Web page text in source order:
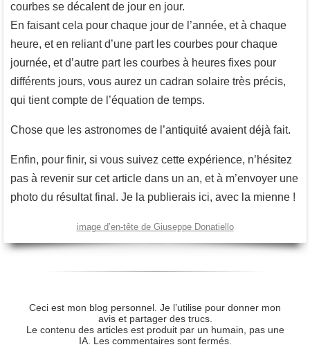
courbes se décalent de jour en jour.
En faisant cela pour chaque jour de l’année, et à chaque
heure, et en reliant d’une part les courbes pour chaque
journée, et d’autre part les courbes à heures fixes pour
différents jours, vous aurez un cadran solaire très précis,
qui tient compte de l’équation de temps.
Chose que les astronomes de l’antiquité avaient déjà fait.
Enfin, pour finir, si vous suivez cette expérience, n’hésitez
pas à revenir sur cet article dans un an, et à m’envoyer une
photo du résultat final. Je la publierais ici, avec la mienne !
image d’en-tête de Giuseppe Donatiello
Ceci est mon blog personnel. Je l’utilise pour donner mon
avis et partager des trucs.
Le contenu des articles est produit par un humain, pas une
IA. Les commentaires sont fermés.